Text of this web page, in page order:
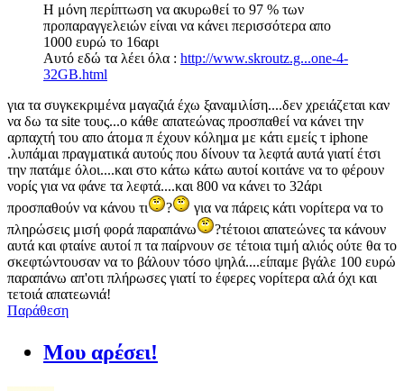
Η μόνη περίπτωση να ακυρωθεί το 97 % των
προπαραγγελειών είναι να κάνει περισσότερα απο
1000 ευρώ το 16αρι
Αυτό εδώ τα λέει όλα : http://www.skroutz.g...one-4-
32GB.html
για τα συγκεκριμένα μαγαζιά έχω ξαναμιλίση....δεν χρειάζεται καν
να δω τα site τους...ο κάθε απατεώνας προσπαθεί να κάνει την
αρπαχτή του απο άτομα π έχουν κόλημα με κάτι εμείς τ iphone
.λυπάμαι πραγματικά αυτούς που δίνουν τα λεφτά αυτά γιατί έτσι
την πατάμε όλοι....και στο κάτω κάτω αυτοί κοιτάνε να το φέρουν
νορίς για να φάνε τα λεφτά....και 800 να κάνει το 32άρι
προσπαθούν να κάνου τι
?
για να πάρεις κάτι νορίτερα να το
πληρώσεις μισή φορά παραπάνω
?τέτοιοι απατεώνες τα κάνουν
αυτά και φταίνε αυτοί π τα παίρνουν σε τέτοια τιμή αλιός ούτε θα το
σκεφτώντουσαν να το βάλουν τόσο ψηλά....είπαμε βγάλε 100 ευρώ
παραπάνω απ'οτι πλήρωσες γιατί το έφερες νορίτερα αλά όχι και
τετοιά απατεωνιά!
Παράθεση
Μου αρέσει!